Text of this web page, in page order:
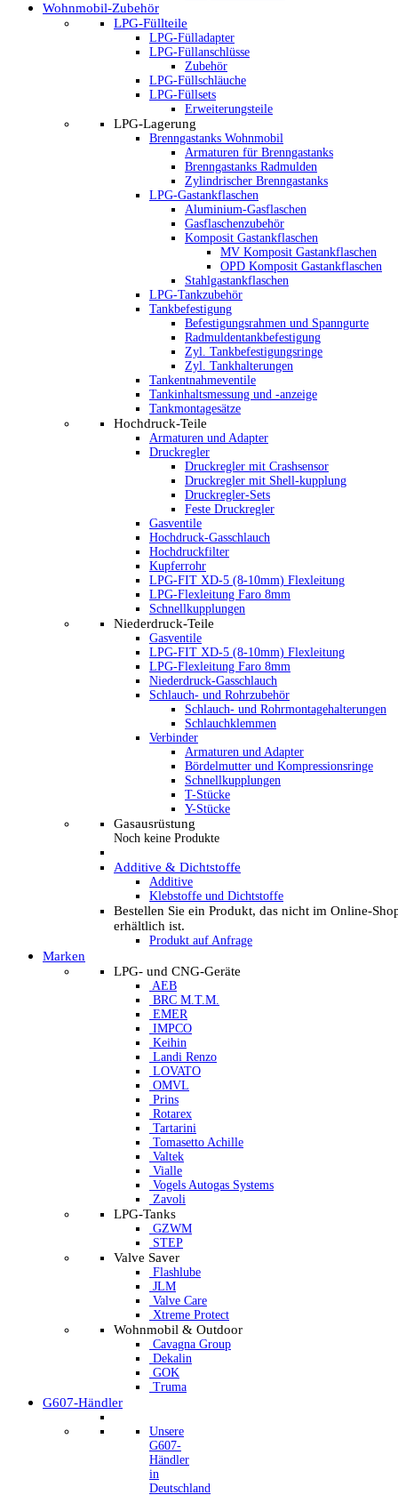
Wohnmobil-Zubehör
LPG-Füllteile
LPG-Fülladapter
LPG-Füllanschlüsse
Zubehör
LPG-Füllschläuche
LPG-Füllsets
Erweiterungsteile
LPG-Lagerung
Brenngastanks Wohnmobil
Armaturen für Brenngastanks
Brenngastanks Radmulden
Zylindrischer Brenngastanks
LPG-Gastankflaschen
Aluminium-Gasflaschen
Gasflaschenzubehör
Komposit Gastankflaschen
MV Komposit Gastankflaschen
OPD Komposit Gastankflaschen
Stahlgastankflaschen
LPG-Tankzubehör
Tankbefestigung
Befestigungsrahmen und Spanngurte
Radmuldentankbefestigung
Zyl. Tankbefestigungsringe
Zyl. Tankhalterungen
Tankentnahmeventile
Tankinhaltsmessung und -anzeige
Tankmontagesätze
Hochdruck-Teile
Armaturen und Adapter
Druckregler
Druckregler mit Crashsensor
Druckregler mit Shell-kupplung
Druckregler-Sets
Feste Druckregler
Gasventile
Hochdruck-Gasschlauch
Hochdruckfilter
Kupferrohr
LPG-FIT XD-5 (8-10mm) Flexleitung
LPG-Flexleitung Faro 8mm
Schnellkupplungen
Niederdruck-Teile
Gasventile
LPG-FIT XD-5 (8-10mm) Flexleitung
LPG-Flexleitung Faro 8mm
Niederdruck-Gasschlauch
Schlauch- und Rohrzubehör
Schlauch- und Rohrmontagehalterungen
Schlauchklemmen
Verbinder
Armaturen und Adapter
Bördelmutter und Kompressionsringe
Schnellkupplungen
T-Stücke
Y-Stücke
Gasausrüstung
Noch keine Produkte
Additive & Dichtstoffe
Additive
Klebstoffe und Dichtstoffe
Bestellen Sie ein Produkt, das nicht im Online-
erhältlich ist.
Produkt auf Anfrage
Marken
LPG- und CNG-Geräte
AEB
BRC M.T.M.
EMER
IMPCO
Keihin
Landi Renzo
LOVATO
OMVL
Prins
Rotarex
Tartarini
Tomasetto Achille
Valtek
Vialle
Vogels Autogas Systems
Zavoli
LPG-Tanks
GZWM
STEP
Valve Saver
Flashlube
JLM
Valve Care
Xtreme Protect
Wohnmobil & Outdoor
Cavagna Group
Dekalin
GOK
Truma
G607-Händler
Unsere
G607-
Händler
in
Deutschland